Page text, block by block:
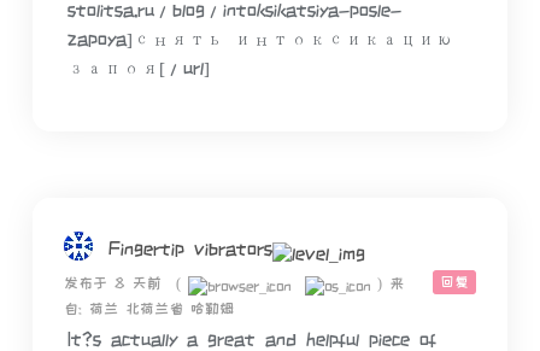
stolitsa.ru/blog/intoksikatsiya-posle-
zapoya]снять интоксикацию
запоя[/url]
Fingertip vibrators
回复
发布于 8 天前 ( ) 来
自: 荷兰 北荷兰省 哈勒姆
It?s actually a great and helpful piece of